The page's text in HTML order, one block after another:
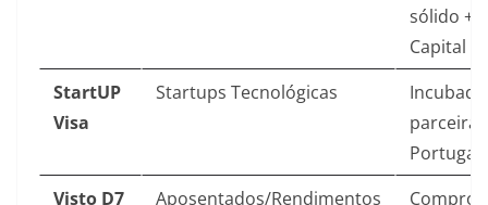
sólido +
Capital
StartUP
Visa
Startups Tecnológicas
parceira
Portugal
Visto D7
Aposentados/Rendimentos